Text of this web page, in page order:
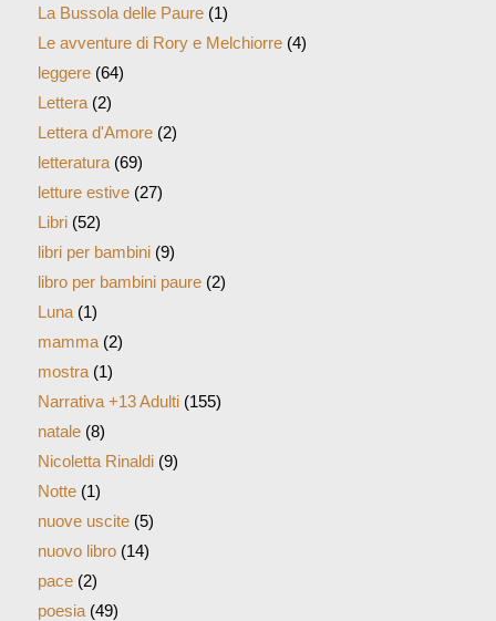
La Bussola delle Paure(1)
Le avventure di Rory e Melchiorre(4)
leggere(64)
Lettera(2)
Lettera d'Amore(2)
letteratura(69)
letture estive(27)
Libri(52)
libri per bambini(9)
libro per bambini paure(2)
Luna(1)
mamma(2)
mostra(1)
Narrativa +13 Adulti(155)
natale(8)
Nicoletta Rinaldi(9)
Notte(1)
nuove uscite(5)
nuovo libro(14)
pace(2)
poesia(49)